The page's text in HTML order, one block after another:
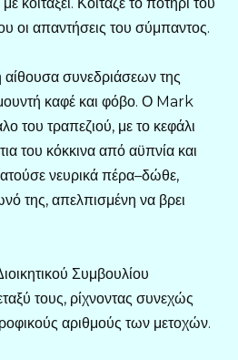
οι απαντήσεις του σύμπαντος.
αίθουσα συνεδριάσεων της
καφέ και φόβο. Ο Mark
του τραπεζιού, με το κεφάλι
του κόκκινα από αϋπνία και
νευρικά πέρα–δώθε,
της, απελπισμένη να βρει
Συμβουλίου
τους, ρίχνοντας συνεχώς
αριθμούς των μετοχών.